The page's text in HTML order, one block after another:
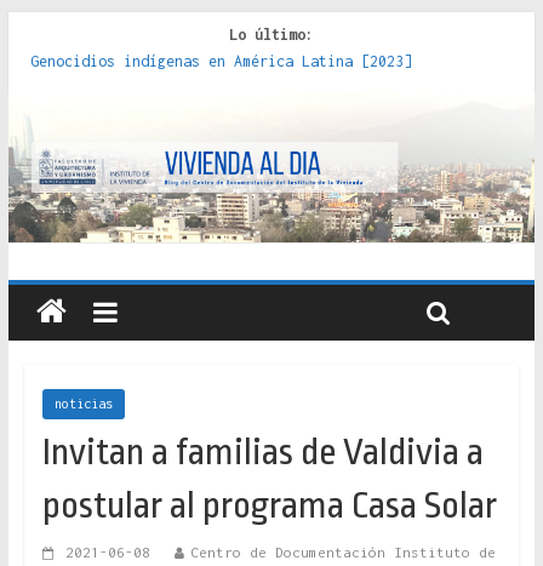
Lo último:
Genocidios indígenas en América Latina [2023]
políticas, prácticas y representaciones [2022]
crítica de las fronteras latinoamericanas [2020]
Criterios técnicos para una vivienda adecuada [2019]
Red de consultorios de la Caja del Seguro Obrero en
Santiago : un patrimonio emblemático [2014]
noticias
Invitan a familias de Valdivia a
postular al programa Casa Solar
2021-06-08 Centro de Documentación Instituto de